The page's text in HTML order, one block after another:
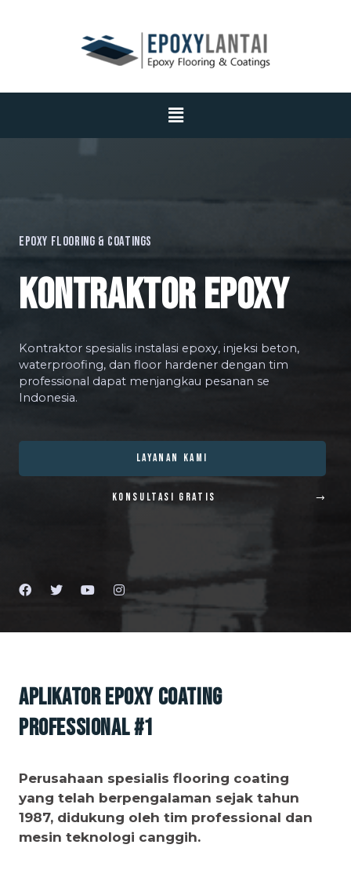
Epoxy Flooring & Coatings
KONTRAKTOR EPOXY
Kontraktor spesialis instalasi epoxy, injeksi beton,
waterproofing, dan floor hardener dengan tim
professional dapat menjangkau pesanan se
Indonesia.
LAYANAN KAMI
KONSULTASI GRATIS
Aplikator Epoxy Coating
Professional #1
Perusahaan spesialis flooring coating
yang telah berpengalaman sejak tahun
1987, didukung oleh tim professional dan
mesin teknologi canggih.